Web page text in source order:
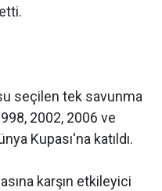
seçilen tek savunma
2002, 2006 ve
Kupası'na katıldı.
karşın etkileyici